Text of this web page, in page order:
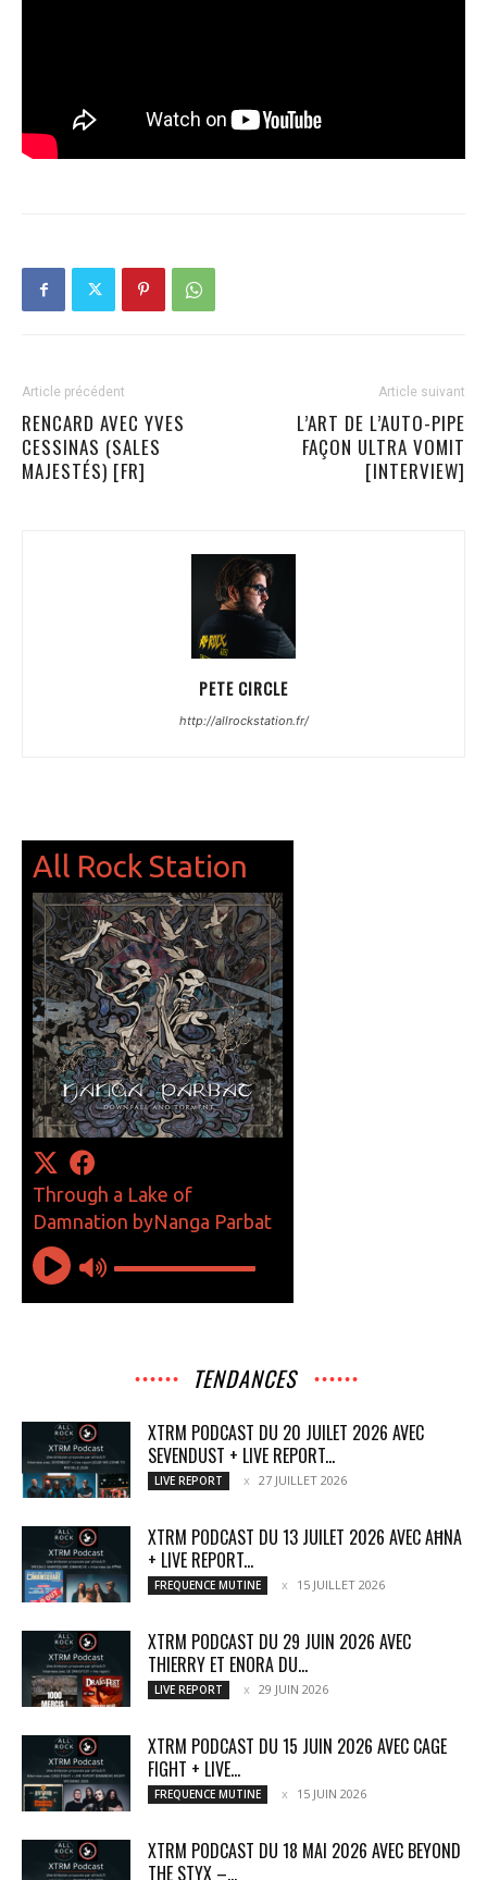
Article précédent
RENCARD AVEC YVES
CESSINAS (SALES
MAJESTÉS) [FR]
Article suivant
L’ART DE L’AUTO-PIPE
FAÇON ULTRA VOMIT
[INTERVIEW]
PETE CIRCLE
http://allrockstation.fr/
TENDANCES
XTRM PODCAST DU 20 JUILET 2026 AVEC
SEVENDUST + LIVE REPORT...
LIVE REPORT 27 JUILLET 2026
XTRM PODCAST DU 13 JUILET 2026 AVEC AĦNA
+ LIVE REPORT...
FREQUENCE MUTINE 15 JUILLET 2026
XTRM PODCAST DU 29 JUIN 2026 AVEC
THIERRY ET ENORA DU...
LIVE REPORT 29 JUIN 2026
XTRM PODCAST DU 15 JUIN 2026 AVEC CAGE
FIGHT + LIVE...
FREQUENCE MUTINE 15 JUIN 2026
XTRM PODCAST DU 18 MAI 2026 AVEC BEYOND
THE STYX –...